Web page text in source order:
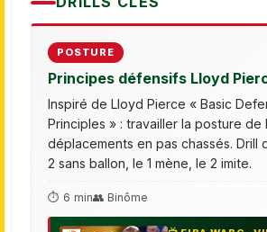
POSTURE
Principes défensifs Lloyd
Inspiré de Lloyd Pierce « Basic
Principles » : travailler la posture de
déplacements en pas chassés. Drill
2 sans ballon, le 1 mène, le 2 imite.
⏱ 6 min👥 Binôme